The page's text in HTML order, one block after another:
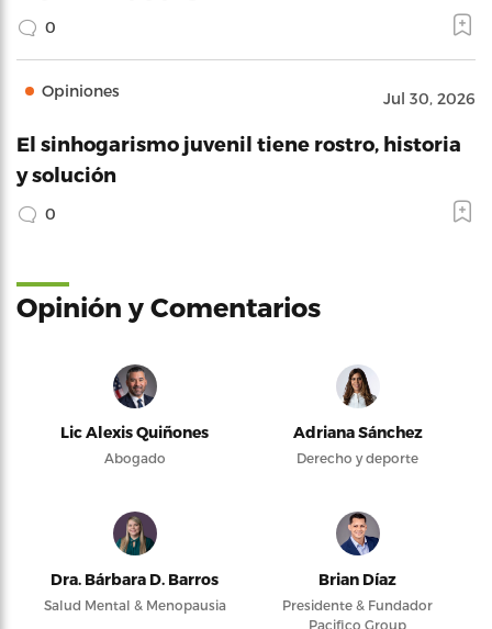
0
Opiniones Jul 30, 2026
El sinhogarismo juvenil tiene rostro, historia
y solución
0
Opinión y Comentarios
Lic Alexis Quiñones
Abogado
Adriana Sánchez
Derecho y deporte
Dra. Bárbara D. Barros
Salud Mental & Menopausia
Brian Díaz
Presidente & Fundador
Pacifico Group